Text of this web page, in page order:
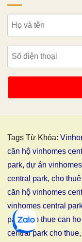
Tags Từ Khóa:
căn hộ vinhomes
park, dự án
central park, cho
căn hộ vinhomes
vinhomes central
park,cho thue can
central park cho thue,